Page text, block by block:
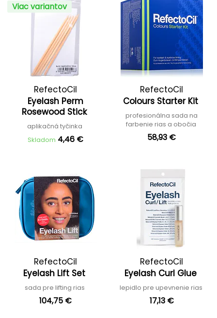
Viac variantov
RefectoCil
Eyelash Perm
Rosewood Stick
aplikačná tyčinka
Skladom 4,46 €
RefectoCil
Colours Starter Kit
profesionálna sada na
farbenie rias a obočia
58,93 €
RefectoCil
Eyelash Lift Set
sada pre lifting rias
104,75 €
RefectoCil
Eyelash Curl Glue
lepidlo pre upevnenie rias
17,13 €